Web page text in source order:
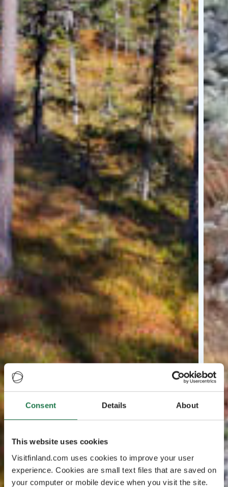
Consent Details About
This website uses cookies
Visitfinland.com uses cookies to improve your user
experience. Cookies are small text files that are saved on
your computer or mobile device when you visit the site.